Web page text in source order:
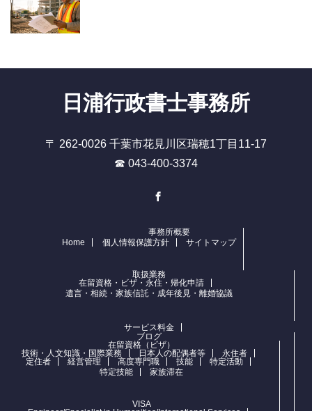
日浦行政書士事務所
〒 262-0026 千葉市花見川区瑞穂1丁目11-17
☎ 043-400-3374
Home
事務所概要
個人情報保護方針
サイトマップ
取扱業務
在留資格・ビザ・永住・帰化申請
遺言・相続・家族信託・成年後見・離婚協議
サービス料金
ブログ
在留資格（ビザ）
技術・人文知識・国際業務
日本人の配偶者等
永住者
定住者
経営管理 高度専門職 技能
特定活動
特定技能
家族滞在
VISA